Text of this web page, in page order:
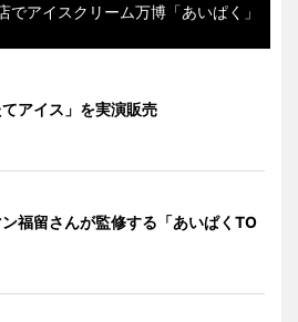
でアイスクリーム万博「あいぱく」
てアイス」を実演販売
福留さんが監修する「あいぱくTO